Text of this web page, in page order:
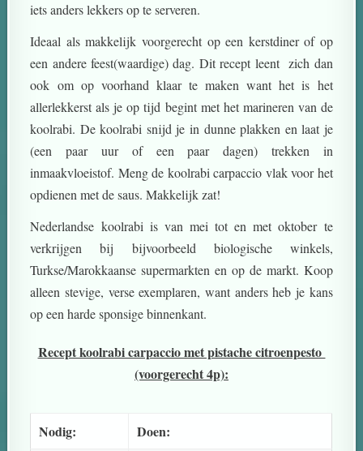
iets anders lekkers op te serveren.
Ideaal als makkelijk voorgerecht op een kerstdiner of op
een andere feest(waardige) dag. Dit recept leent zich dan
ook om op voorhand klaar te maken want het is het
allerlekkerst als je op tijd begint met het marineren van de
koolrabi. De koolrabi snijd je in dunne plakken en laat je
(een paar uur of een paar dagen) trekken in
inmaakvloeistof. Meng de koolrabi carpaccio vlak voor het
opdienen met de saus. Makkelijk zat!
Nederlandse koolrabi is van mei tot en met oktober te
verkrijgen bij bijvoorbeeld biologische winkels,
Turkse/Marokkaanse supermarkten en op de markt. Koop
alleen stevige, verse exemplaren, want anders heb je kans
op een harde sponsige binnenkant.
Recept koolrabi carpaccio met pistache citroenpesto
(voorgerecht 4p):
Nodig: Doen: